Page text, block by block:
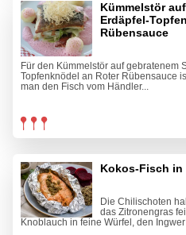
Kümmelstör
Erdäpfel-
Rübensauce
Für den Kümmelstör auf gebratenem
Topfenknödel an Roter Rübensauce
man den Fisch vom Händler...
Kokos-Fisch
Die Chilischoten
das Zitronengras
Knoblauch in feine Würfel, den